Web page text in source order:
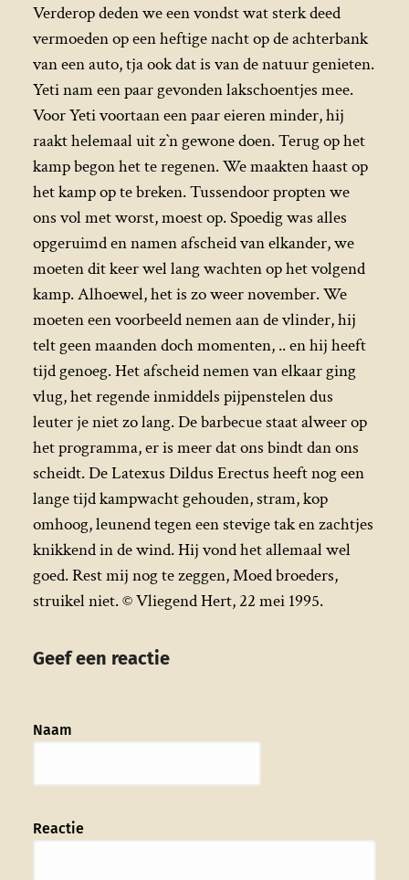
Verderop deden we een vondst wat sterk deed
vermoeden op een heftige nacht op de achterbank
van een auto, tja ook dat is van de natuur genieten.
Yeti nam een paar gevonden lakschoentjes mee.
Voor Yeti voortaan een paar eieren minder, hij
raakt helemaal uit z`n gewone doen. Terug op het
kamp begon het te regenen. We maakten haast op
het kamp op te breken. Tussendoor propten we
ons vol met worst, moest op. Spoedig was alles
opgeruimd en namen afscheid van elkander, we
moeten dit keer wel lang wachten op het volgend
kamp. Alhoewel, het is zo weer november. We
moeten een voorbeeld nemen aan de vlinder, hij
telt geen maanden doch momenten, .. en hij heeft
tijd genoeg. Het afscheid nemen van elkaar ging
vlug, het regende inmiddels pijpenstelen dus
leuter je niet zo lang. De barbecue staat alweer op
het programma, er is meer dat ons bindt dan ons
scheidt. De Latexus Dildus Erectus heeft nog een
lange tijd kampwacht gehouden, stram, kop
omhoog, leunend tegen een stevige tak en zachtjes
knikkend in de wind. Hij vond het allemaal wel
goed. Rest mij nog te zeggen, Moed broeders,
struikel niet. © Vliegend Hert, 22 mei 1995.
Geef een reactie
Reactie
Naam